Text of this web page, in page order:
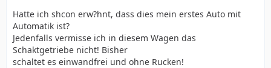
Hatte ich shcon erw?hnt, dass dies mein erstes Auto mit
Automatik ist?
Jedenfalls vermisse ich in diesem Wagen das
Schaktgetriebe nicht! Bisher
schaltet es einwandfrei und ohne Rucken!